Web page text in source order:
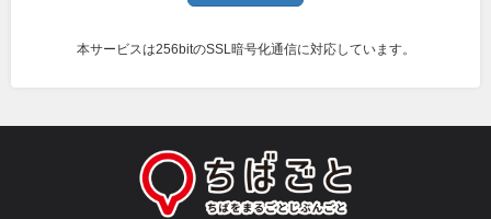
本サービスは256bitのSSL暗号化通信に対応しています。